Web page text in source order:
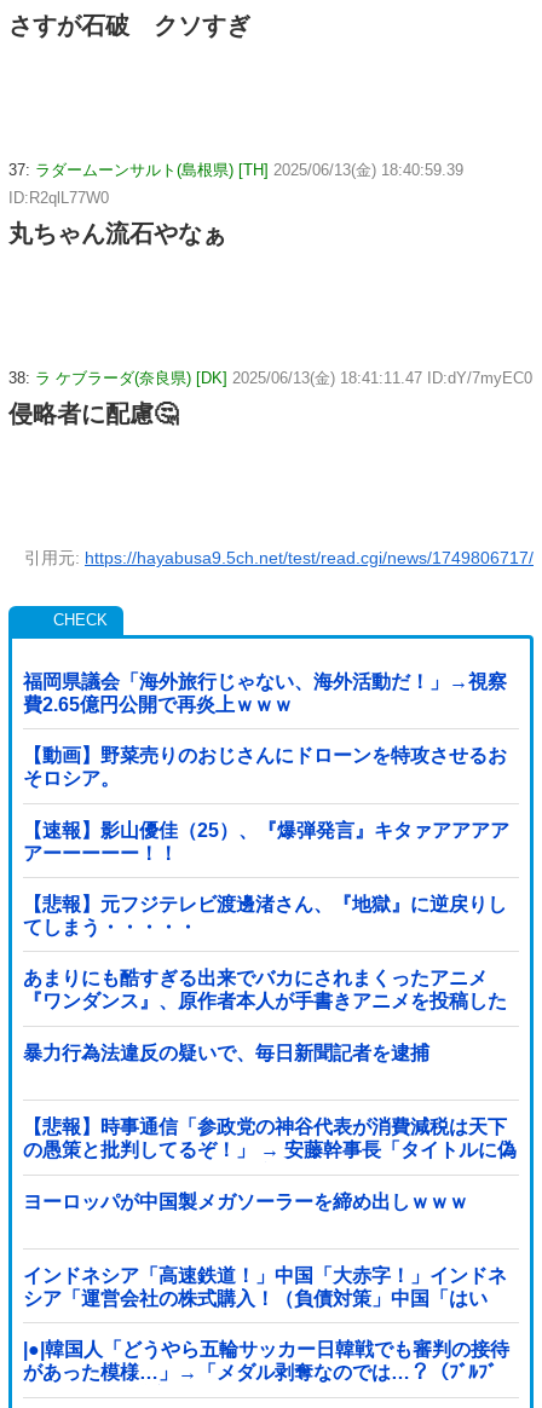
さすが石破 クソすぎ
37: ラダームーンサルト(島根県) [TH] 2025/06/13(金) 18:40:59.39
ID:R2qlL77W0
丸ちゃん流石やなぁ
38: ラ ケブラーダ(奈良県) [DK] 2025/06/13(金) 18:41:11.47 ID:dY/7myEC0
侵略者に配慮🤔
引用元: https://hayabusa9.5ch.net/test/read.cgi/news/1749806717/
福岡県議会「海外旅行じゃない、海外活動だ！」→視察
費2.65億円公開で再炎上ｗｗｗ
【動画】野菜売りのおじさんにドローンを特攻させるお
そロシア。
【速報】影山優佳（25）、『爆弾発言』キタァアアアア
アーーーーー！！
【悲報】元フジテレビ渡邊渚さん、『地獄』に逆戻りし
てしまう・・・・・
あまりにも酷すぎる出来でバカにされまくったアニメ
『ワンダンス』、原作者本人が手書きアニメを投稿した
結果・・・ｗｗｗｗｗｗ他
暴力行為法違反の疑いで、毎日新聞記者を逮捕
【悲報】時事通信「参政党の神谷代表が消費減税は天下
の愚策と批判してるぞ！」 → 安藤幹事長「タイトルに偽
りあり！『参政党は消費税廃止派、減税派』」ｗｗｗｗ
ｗｗｗｗ
ヨーロッパが中国製メガソーラーを締め出しｗｗｗ
インドネシア「高速鉄道！」中国「大赤字！」インドネ
シア「運営会社の株式購入！（負債対策」中国「はい
（巨額負債」インドネシア「700km延伸計画！（実質中
止」→
|●|韓国人「どうやら五輪サッカー日韓戦でも審判の接待
があった模様…」→「メダル剥奪なのでは…？（ﾌﾞﾙﾌﾞ
ﾙ」＝韓国の反応